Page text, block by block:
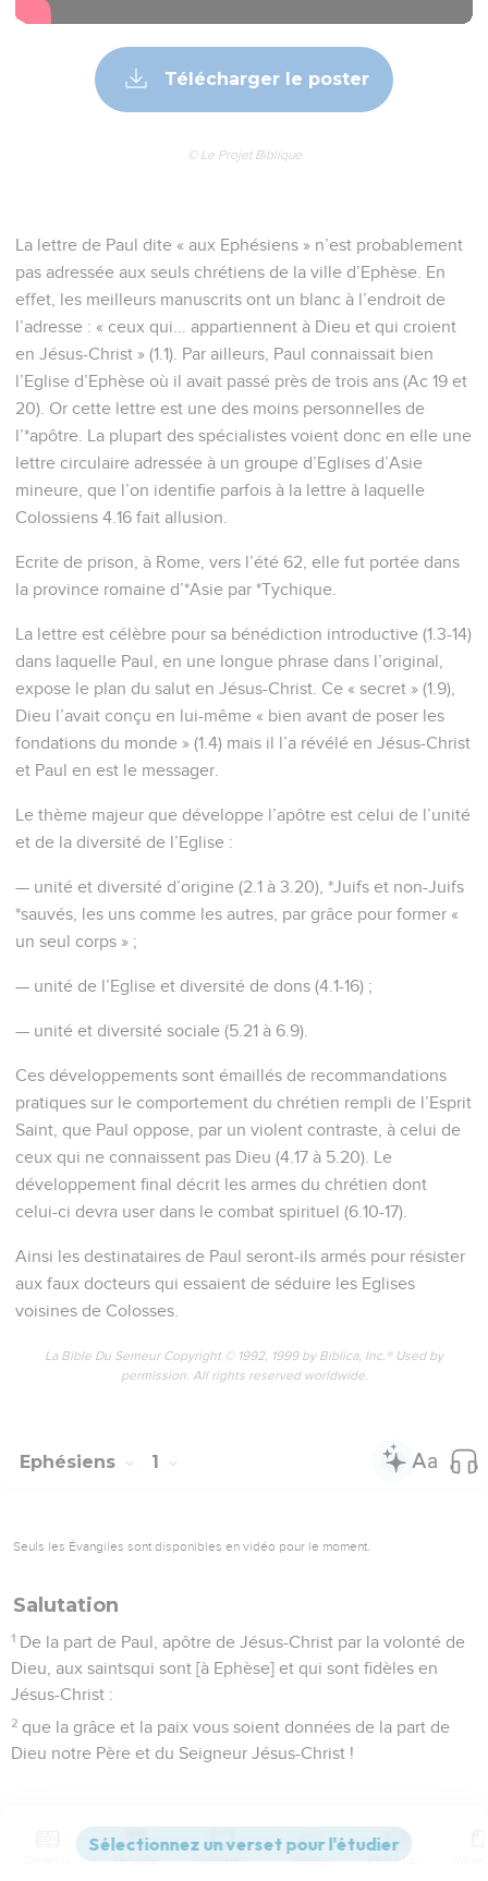
Télécharger le poster
© Le Projet Biblique
La lettre de Paul dite « aux Ephésiens » n’est probablement
pas adressée aux seuls chrétiens de la ville d’Ephèse. En
effet, les meilleurs manuscrits ont un blanc à l’endroit de
l’adresse : « ceux qui... appartiennent à Dieu et qui croient
en Jésus-Christ » (1.1). Par ailleurs, Paul connaissait bien
l’Eglise d’Ephèse où il avait passé près de trois ans (Ac 19 et
20). Or cette lettre est une des moins personnelles de
l’*apôtre. La plupart des spécialistes voient donc en elle une
lettre circulaire adressée à un groupe d’Eglises d’Asie
mineure, que l’on identifie parfois à la lettre à laquelle
Colossiens 4.16 fait allusion.
Ecrite de prison, à Rome, vers l’été 62, elle fut portée dans
la province romaine d’*Asie par *Tychique.
La lettre est célèbre pour sa bénédiction introductive (1.3-14)
dans laquelle Paul, en une longue phrase dans l’original,
expose le plan du salut en Jésus-Christ. Ce « secret » (1.9),
Dieu l’avait conçu en lui-même « bien avant de poser les
fondations du monde » (1.4) mais il l’a révélé en Jésus-Christ
et Paul en est le messager.
Le thème majeur que développe l’apôtre est celui de l’unité
et de la diversité de l’Eglise :
— unité et diversité d’origine (2.1 à 3.20), *Juifs et non-Juifs
*sauvés, les uns comme les autres, par grâce pour former «
un seul corps » ;
— unité de l’Eglise et diversité de dons (4.1-16) ;
— unité et diversité sociale (5.21 à 6.9).
Ces développements sont émaillés de recommandations
pratiques sur le comportement du chrétien rempli de l’Esprit
Saint, que Paul oppose, par un violent contraste, à celui de
ceux qui ne connaissent pas Dieu (4.17 à 5.20). Le
développement final décrit les armes du chrétien dont
celui-ci devra user dans le combat spirituel (6.10-17).
Ainsi les destinataires de Paul seront-ils armés pour résister
aux faux docteurs qui essaient de séduire les Eglises
voisines de Colosses.
La Bible Du Semeur Copyright © 1992, 1999 by Biblica, Inc.® Used by
permission. All rights reserved worldwide.
Ephésiens 1
Seuls les Évangiles sont disponibles en vidéo pour le moment.
Salutation
1 De la part de Paul, apôtre de Jésus-Christ par la volonté de
Dieu, aux saintsqui sont [à Ephèse] et qui sont fidèles en
Jésus-Christ :
2 que la grâce et la paix vous soient données de la part de
Dieu notre Père et du Seigneur Jésus-Christ !
Les bienfaits que Dieu nous a accordés par le
Versions Commentaires Strong